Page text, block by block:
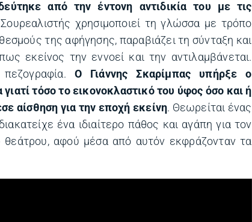
από την έντονη αντιδικία του με τις
Σουρεαλιστής χρησιμοποιεί τη γλώσσα με τρόπο
της αφήγησης, παραβιάζει τη σύνταξη και
εκείνος την εννοεί και την αντιλαμβάνεται.
Ο Γιάννης Σκαρίμπας υπήρξε ο
τόσο το εικονοκλαστικό του ύφος όσο και ή
αίσθηση για την εποχή εκείνη. Θεωρείται ένας
ένα ιδιαίτερο πάθος και αγάπη για τον
θεάτρου, αφού μέσα από αυτόν εκφράζονταν τα